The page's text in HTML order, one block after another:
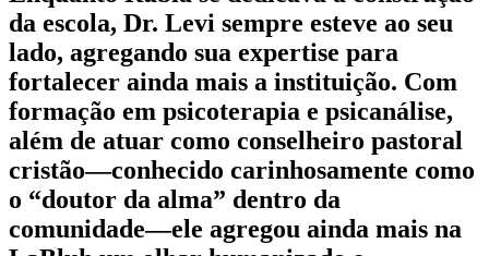
da escola, Dr. Levi sempre esteve ao seu
lado, agregando sua expertise para
fortalecer ainda mais a instituição. Com
formação em psicoterapia e psicanálise,
além de atuar como conselheiro pastoral
cristão—conhecido carinhosamente como
o “doutor da alma” dentro da
comunidade—ele agregou ainda mais na